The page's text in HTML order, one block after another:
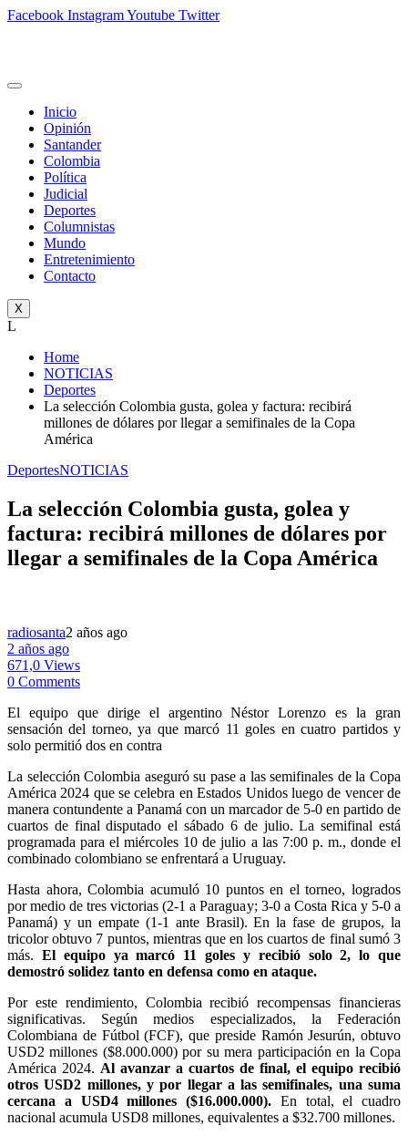
Facebook InstagramYoutube Twitter
Inicio
Opinión
Santander
Colombia
Política
Judicial
Deportes
Columnistas
Mundo
Entretenimiento
Contacto
X
L
Home
NOTICIAS
Deportes
La selección Colombia gusta, golea y factura: recibirá
millones de dólares por llegar a semifinales de la Copa
América
DeportesNOTICIAS
La selección Colombia gusta, golea y
factura: recibirá millones de dólares por
llegar a semifinales de la Copa América
radiosanta2 años ago
2 años ago
671,0 Views
0 Comments
El equipo que dirige el argentino Néstor Lorenzo es la gran
sensación del torneo, ya que marcó 11 goles en cuatro partidos y
solo permitió dos en contra
La selección Colombia aseguró su pase a las semifinales de la Copa
América 2024 que se celebra en Estados Unidos luego de vencer de
manera contundente a Panamá con un marcador de 5-0 en partido de
cuartos de final disputado el sábado 6 de julio. La semifinal está
programada para el miércoles 10 de julio a las 7:00 p. m., donde el
combinado colombiano se enfrentará a Uruguay.
Hasta ahora, Colombia acumuló 10 puntos en el torneo, logrados
por medio de tres victorias (2-1 a Paraguay; 3-0 a Costa Rica y 5-0 a
Panamá) y un empate (1-1 ante Brasil). En la fase de grupos, la
tricolor obtuvo 7 puntos, mientras que en los cuartos de final sumó 3
más. El equipo ya marcó 11 goles y recibió solo 2, lo que
demostró solidez tanto en defensa como en ataque.
Por este rendimiento, Colombia recibió recompensas financieras
significativas. Según medios especializados, la Federación
Colombiana de Fútbol (FCF), que preside Ramón Jesurún, obtuvo
USD2 millones ($8.000.000) por su mera participación en la Copa
América 2024. Al avanzar a cuartos de final, el equipo recibió
otros USD2 millones, y por llegar a las semifinales, una suma
cercana a USD4 millones ($16.000.000). En total, el cuadro
nacional acumula USD8 millones, equivalentes a $32.700 millones.